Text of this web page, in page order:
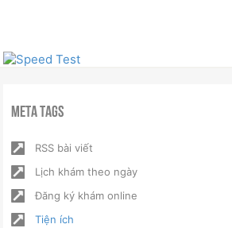
Meta Tags
RSS bài viết
Lịch khám theo ngày
Đăng ký khám online
Tiện ích